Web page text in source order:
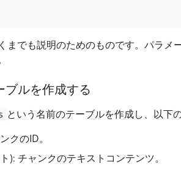
までも説明のためのものです。パラメ
ブルを作成する
という名前のテーブルを作成し、以下
クのID。
): チャンクのテキストコンテンツ。